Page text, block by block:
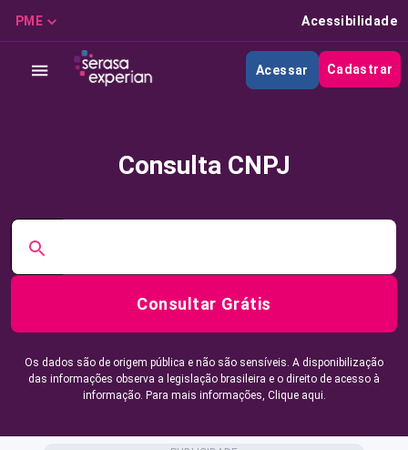
PME Acessibilidade
Acessar Cadastrar
Consulta CNPJ
Consultar Grátis
Os dados são de origem pública e não são sensíveis. A disponibilização
das informações observa a legislação brasileira e o direito de acesso à
informação. Para mais informações, Clique aqui.